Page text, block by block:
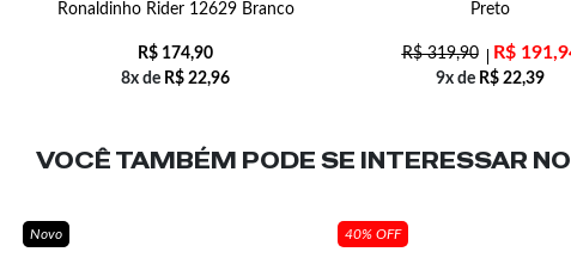
Ronaldinho Rider 12629 Branco
R$ 174,90
8x de R$ 22,96
Preto
R$319,90 R$
9x de R$ 22,39
VOCÊ TAMBÉM PODE SE INTERESSAR
Novo 40% OFF